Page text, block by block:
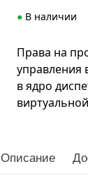
● В наличии
Права на
управления
в ядро
Описание